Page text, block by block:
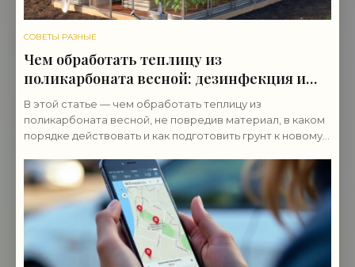
СОВЕТЫ РАЗНЫЕ
Чем обработать теплицу из
поликарбоната весной: дезинфекция и
подготовка
В этой статье — чем обработать теплицу из
поликарбоната весной, не повредив материал, в каком
порядке действовать и как подготовить грунт к новому